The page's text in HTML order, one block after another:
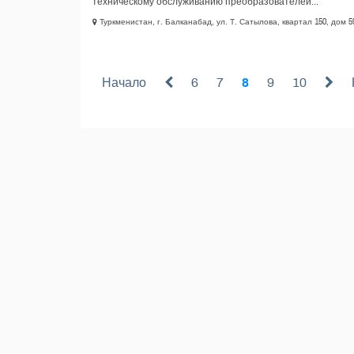
Туркменистан, г. Балканабад, ул. Т. Сатылова, квартал 150, дом
Начало 6 7 8 9 10